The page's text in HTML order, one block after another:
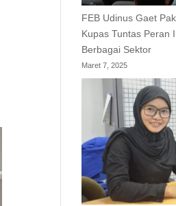
FEB Udinus Gaet
Kupas Tuntas Peran
Berbagai Sektor
Maret 7, 2025